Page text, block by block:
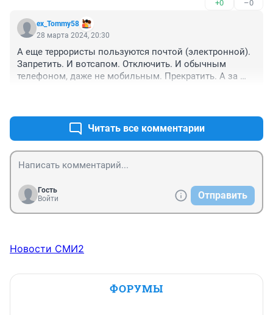
+0 –0
ex_Tommy58
28 марта 2024, 20:30
А еще террористы пользуются почтой (электронной).
Запретить. И вотсапом. Отключить. И обычным
телефоном, даже не мобильным. Прекратить. А за
Читать все комментарии
Гость
Войти
Отправить
Новости СМИ2
ФОРУМЫ